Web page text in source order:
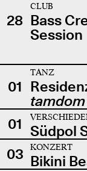
28
CLUB
Bass
Session
01
TANZ
tamdom
01 Südpol
03
KONZERT
Bikini